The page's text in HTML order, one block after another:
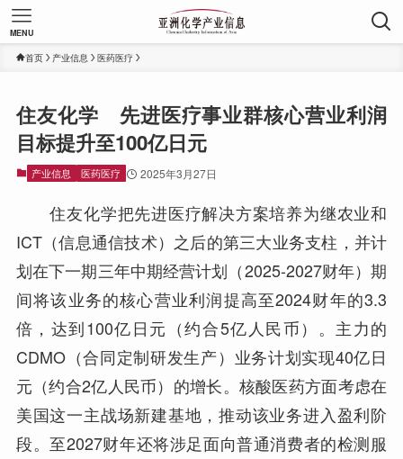
MENU
首页 产业信息 医药医疗
住友化学 先进医疗事业群核心营业利润
目标提升至100亿日元
产业信息 医药医疗 2025年3月27日
住友化学把先进医疗解决方案培养为继农业和
ICT（信息通信技术）之后的第三大业务支柱，并计
划在下一期三年中期经营计划（2025-2027财年）期
间将该业务的核心营业利润提高至2024财年的3.3
倍，达到100亿日元（约合5亿人民币）。主力的
CDMO（合同定制研发生产）业务计划实现40亿日
元（约合2亿人民币）的增长。核酸医药方面考虑在
美国这一主战场新建基地，推动该业务进入盈利阶
段。至2027财年还将涉足面向普通消费者的检测服